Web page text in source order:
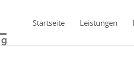
Startseite Leistungen